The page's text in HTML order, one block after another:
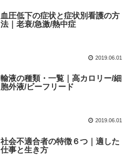
血圧低下の症状と症状別看護の方
法｜老衰/急激/熱中症
2019.06.01
輸液の種類・一覧｜高カロリー/細
胞外液/ビーフリード
2019.06.01
社会不適合者の特徴６つ｜適した
仕事と生き方